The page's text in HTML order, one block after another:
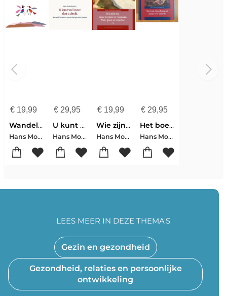
€19,99
Wandelen in verwondering
Hans Moolenburgh Sr.
€29,95
U kunt veel meer dan u denkt
Hans Moolenburgh
€ 19,99
Wie zijn wij? Waar komen wij vandaan? Waar gaan wij naartoe?
Hans Moolenburgh Sr.
€ 29,95
Het boek Openbaring als baken voor onze tijd
Hans Moolenburgh Sr.
Gezin en gezondheid
Gezondheid, relaties en persoonlijke
ontwikkeling
LEES MEER IN DEZE THEMA'S